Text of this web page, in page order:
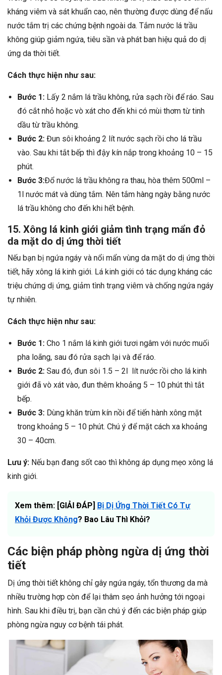
kháng viêm và sát khuẩn cao, nên thường được dùng để nấu
nước tắm trị các chứng bệnh ngoài da. Tắm nước lá trầu
không giúp giảm ngứa, tiêu sần và phát ban hiệu quả do dị
ứng da thời tiết.
Cách thực hiện như sau:
Bước 1: Lấy 2 nắm lá trầu không, rửa sạch rồi để ráo. Sau
đó cắt nhỏ hoặc vò xát cho đến khi có mùi thơm từ tinh
dầu từ trầu không.
Bước 2: Đun sôi khoảng 2 lít nước sạch rồi cho lá trầu
vào. Sau khi tắt bếp thì đậy kín nắp trong khoảng 10 – 15
phút.
Bước 3:Đổ nước lá trầu không ra thau, hòa thêm 500ml –
1l nước mát và dùng tắm. Nên tắm hàng ngày bằng nước
lá trầu không cho đến khi hết bệnh.
15. Xông lá kinh giới giảm tình trạng mẩn đỏ
da mặt do dị ứng thời tiết
Nếu bạn bị ngứa ngáy và nổi mẩn vùng da mặt do dị ứng thời
tiết, hãy xông lá kinh giới. Lá kinh giới có tác dụng kháng các
triệu chứng dị ứng, giảm tình trạng viêm và chống ngứa ngáy
tự nhiên.
Cách thực hiện như sau:
Bước 1: Cho 1 nắm lá kinh giới tươi ngâm với nước muối
pha loãng, sau đó rửa sạch lại và để ráo.
Bước 2: Sau đó, đun sôi 1.5 – 2l lít nước rồi cho lá kinh
giới đã vò xát vào, đun thêm khoảng 5 – 10 phút thì tắt
bếp.
Bước 3: Dùng khăn trùm kín nồi để tiến hành xông mặt
trong khoảng 5 – 10 phút. Chú ý để mặt cách xa khoảng
30 – 40cm.
Lưu ý: Nếu bạn đang sốt cao thì không áp dụng mẹo xông lá
kinh giới.
Xem thêm: [GIẢI ĐÁP]
Bị Dị Ứng Thời Tiết Có Tự
Khỏi Được Không? Bao Lâu Thì Khỏi?
Các biện pháp phòng ngừa dị ứng thời
tiết
Dị ứng thời tiết không chỉ gây ngứa ngáy, tổn thương da mà
nhiều trường hợp còn để lại thâm sẹo ảnh hưởng tới ngoại
hình. Sau khi điều trị, bạn cần chú ý đến các biện pháp giúp
phòng ngừa nguy cơ bệnh tái phát.